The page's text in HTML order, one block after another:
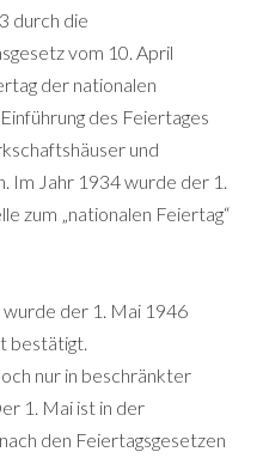
durch die
vom 10. April
der nationalen
des Feiertages
und
Im Jahr 1934 wurde der 1.
zum „nationalen Feiertag“
der 1. Mai 1946
bestätigt.
nur in beschränkter
1. Mai ist in der
den Feiertagsgesetzen